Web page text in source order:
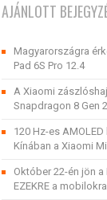
AJÁNLOTT
Magyarországra
Pad 6S Pro 12.4
A Xiaomi
Snapdragon 8 Gen 2
120 Hz-es
Kínában a Xiaomi
Október 22-én jön
EZEKRE a mobilokra